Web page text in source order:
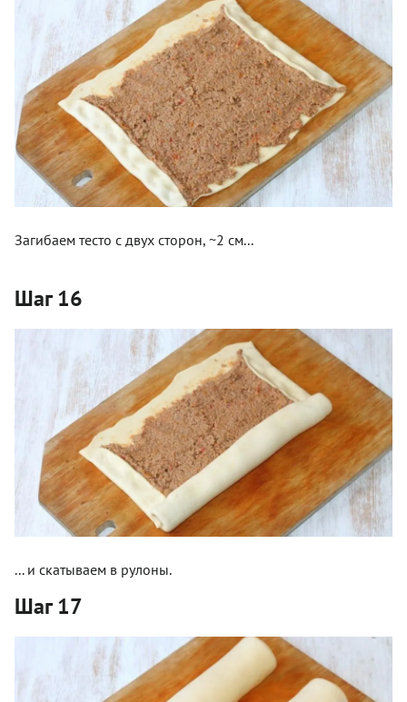
Загибаем тесто с двух сторон, ~2 см...
Шаг 16
... и скатываем в рулоны.
Шаг 17